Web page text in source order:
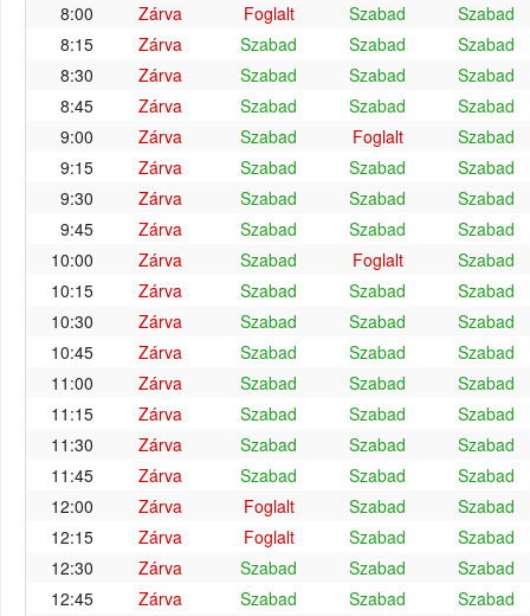
8:00
Zárva Foglalt Szabad
Szabad
8:15
Zárva Szabad Szabad
Szabad
8:30
Zárva Szabad Szabad
Szabad
8:45
Zárva Szabad Szabad
Szabad
9:00
Zárva Szabad Foglalt
Szabad
9:15
Zárva Szabad Szabad
Szabad
9:30
Zárva Szabad Szabad
Szabad
9:45
Zárva Szabad Szabad
Szabad
10:00
Zárva Szabad Foglalt
Szabad
10:15
Zárva Szabad Szabad
Szabad
10:30
Zárva Szabad Szabad
Szabad
10:45
Zárva Szabad Szabad
Szabad
11:00
Zárva Szabad Szabad
Szabad
11:15
Zárva Szabad Szabad
Szabad
11:30
Zárva Szabad Szabad
Szabad
11:45
Zárva Szabad Szabad
Szabad
12:00
Zárva Foglalt Szabad
Szabad
12:15
Zárva Foglalt Szabad
Szabad
12:30
Zárva Szabad Szabad
Szabad
12:45
Zárva Szabad Szabad
Szabad